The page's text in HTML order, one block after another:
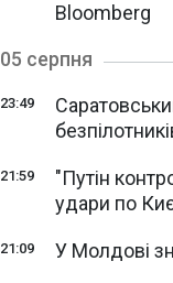
Bloomberg
05 серпня
23:49
21:59
"Путін
удари по
21:09 У Молдові